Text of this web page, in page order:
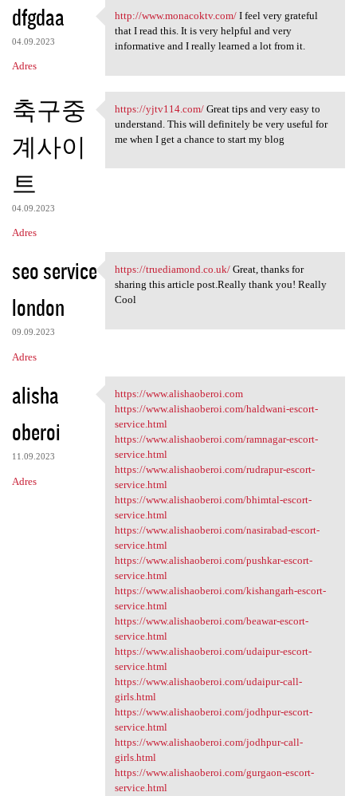
dfgdaa
04.09.2023
Adres
http://www.monacoktv.com/ I
http://www.monacoktv.com/I feel very grateful
that I read this. It is very helpful and very
informative and I really learned a lot from it.
축구중
계사이
트
04.09.2023
Adres
https://yjtv114.com/ Great
https://yjtv114.com/Great tips and very easy to
understand. This will definitely be very useful for
me when I get a chance to start my blog
seo service
london
09.09.2023
Adres
https://truediamond.co.uk/
https://truediamond.co.uk/Great, thanks for
sharing this article post.Really thank you! Really
Cool
alisha
oberoi
11.09.2023
Adres
https://www.alishaoberoi.com
https://www.alishaoberoi.com
https://www.alishaoberoi.com/haldwani-escort-
service.html
https://www.alishaoberoi.com/ramnagar-escort-
service.html
https://www.alishaoberoi.com/rudrapur-escort-
service.html
https://www.alishaoberoi.com/bhimtal-escort-
service.html
https://www.alishaoberoi.com/nasirabad-escort-
service.html
https://www.alishaoberoi.com/pushkar-escort-
service.html
https://www.alishaoberoi.com/kishangarh-escort-
service.html
https://www.alishaoberoi.com/beawar-escort-
service.html
https://www.alishaoberoi.com/udaipur-escort-
service.html
https://www.alishaoberoi.com/udaipur-call-
girls.html
https://www.alishaoberoi.com/jodhpur-escort-
service.html
https://www.alishaoberoi.com/jodhpur-call-
girls.html
https://www.alishaoberoi.com/gurgaon-escort-
service.html